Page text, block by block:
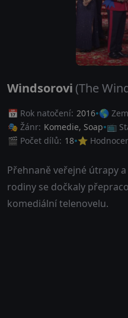
Windsorovi (The
📅 Rok natočení: 2016 🌎
🎭 Žánr: Komedie, Soap 📺
🎬 Počet dílů: 18 ⭐
Přehnaně veřejné útrapy
rodiny se dočkaly
komediální telenovelu.